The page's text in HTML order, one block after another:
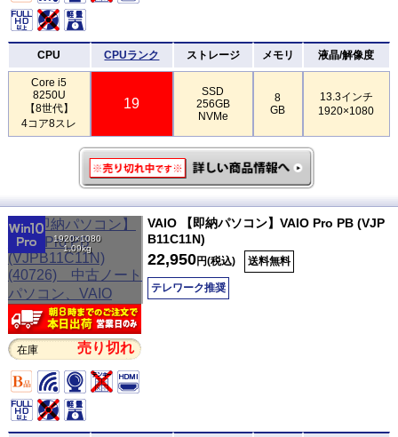
CPU CPUランク ストレージ メモリ 液晶/解像度
Core i5
8250U
【8世代】
4コア8スレ
19
SSD
256GB
NVMe
8
GB
13.3インチ
1920×1080
1920×1080
1.09kg
在庫 売り切れ
VAIO 【即納パソコン】VAIO Pro PB (VJP
B11C11N)
22,950円(税込) 送料無料
テレワーク推奨